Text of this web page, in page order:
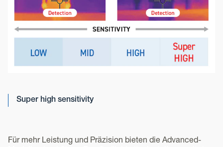
Super high sensitivity
Für mehr Leistung und Präzision bieten die Advanced-